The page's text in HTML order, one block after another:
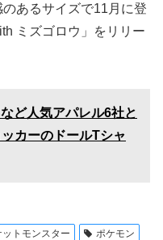
あるサイズで11月に登
ミズゴロウ」をリリー
ど人気アパレル6社と
カーのドールTシャ
ットモンスター
ポケモン